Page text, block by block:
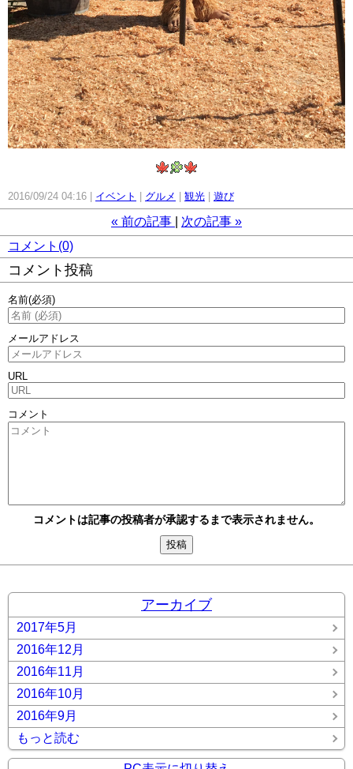
2016/09/24 04:16 イベント グルメ 観光 遊び
« 前の記事 次の記事 »
コメント(0)
コメント投稿
名前(必須)
メールアドレス
URL
コメント
コメントは記事の投稿者が承認するまで表示されません。
アーカイブ
2017年5月
2016年12月
2016年11月
2016年10月
2016年9月
もっと読む